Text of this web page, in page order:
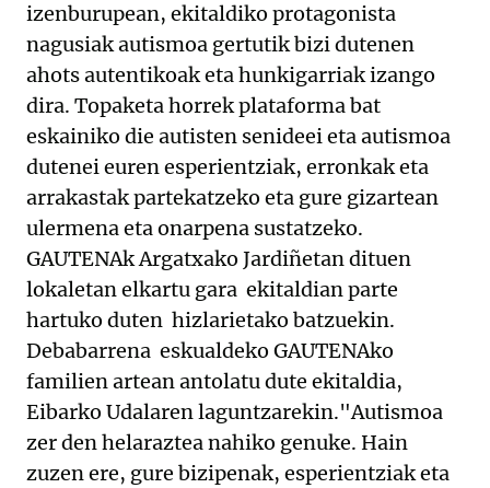
izenburupean, ekitaldiko protagonista
nagusiak autismoa gertutik bizi dutenen
ahots autentikoak eta hunkigarriak izango
dira. Topaketa horrek plataforma bat
eskainiko die autisten senideei eta autismoa
dutenei euren esperientziak, erronkak eta
arrakastak partekatzeko eta gure gizartean
ulermena eta onarpena sustatzeko.
GAUTENAk Argatxako Jardiñetan dituen
lokaletan elkartu gara ekitaldian parte
hartuko duten hizlarietako batzuekin.
Debabarrena eskualdeko GAUTENAko
familien artean antolatu dute ekitaldia,
Eibarko Udalaren laguntzarekin."Autismoa
zer den helaraztea nahiko genuke. Hain
zuzen ere, gure bizipenak, esperientziak eta